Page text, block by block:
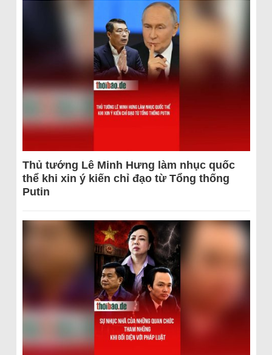
Thủ tướng Lê Minh Hưng làm nhục quốc
thể khi xin ý kiến chỉ đạo từ Tổng thống
Putin